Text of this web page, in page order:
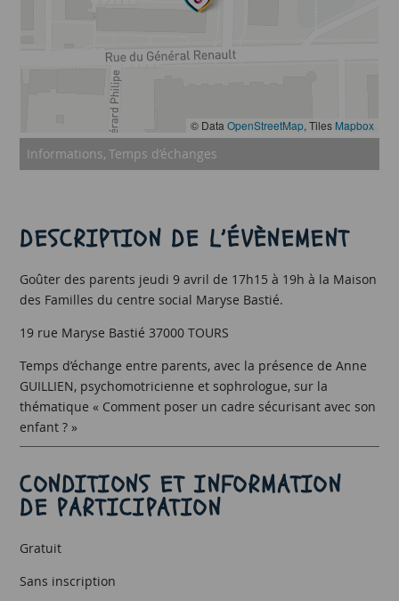
© Data OpenStreetMap, Tiles Mapbox
Informations Temps d’échanges
DESCRIPTION DE L’ÉVÈNEMENT
Goûter des parents jeudi 9 avril de 17h15 à 19h à la Maison
des Familles du centre social Maryse Bastié.
19 rue Maryse Bastié 37000 TOURS
Temps d’échange entre parents, avec la présence de Anne
GUILLIEN, psychomotricienne et sophrologue, sur la
thématique « Comment poser un cadre sécurisant avec son
enfant ? »
CONDITIONS ET INFORMATION
DE PARTICIPATION
Gratuit
Sans inscription